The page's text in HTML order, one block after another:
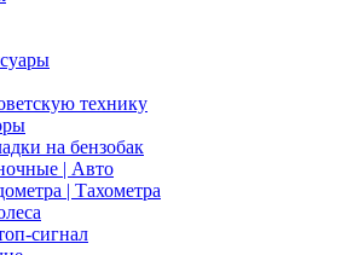
технику
на бензобак
| Авто
| Тахометра
сигнал